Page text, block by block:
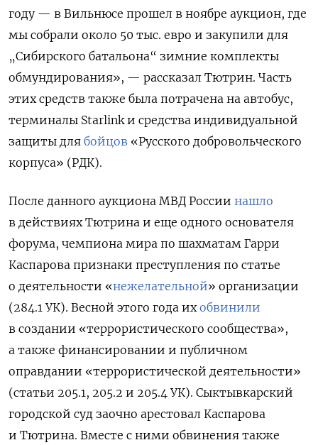
году — в Вильнюсе прошел в ноябре аукцион, где
мы собрали около 50 тыс. евро и закупили для
„Сибирского батальона“ зимние комплекты
обмундирования», — рассказал Тютрин. Часть
этих средств также была потрачена на автобус,
терминалы Starlink и средства индивидуальной
защиты для бойцов «Русского добровольческого
корпуса» (РДК).
После данного аукциона МВД России нашло
в действиях Тютрина и еще одного основателя
форума, чемпиона мира по шахматам Гарри
Каспарова признаки преступления по статье
о деятельности «нежелательной» организации
(284.1 УК). Весной этого года ихобвинили
в создании «террористического сообщества»,
а также финансировании и публичном
оправдании «террористической деятельности»
(статьи 205.1, 205.2 и 205.4 УК). Сыктывкарский
городской суд заочно арестовал Каспарова
и Тютрина. Вместе с ними обвинения также